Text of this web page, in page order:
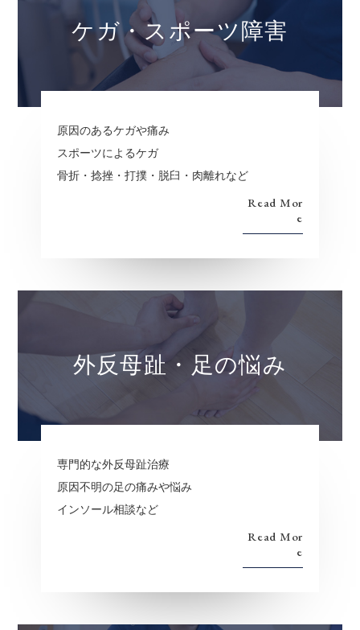
ケガ・スポーツ障害
原因のあるケガや痛み
スポーツによるケガ
骨折・捻挫・打撲・脱臼・肉離れなど
Read Mor
e
外反母趾・足の悩み
専門的な外反母趾治療
原因不明の足の痛みや悩み
インソール相談など
Read Mor
e